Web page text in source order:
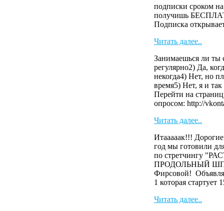
подписки сроком
получишь
Подписка
Читать далее..
Занимаешься ли ты
регулярно2) Да,
некогда4) Нет, но
время5) Нет, я и
Перейти на
опросом: http://
Читать далее..
Итааааак!!!
год мы готовили
по стретчингу
ПРОДОЛЬНЫЙ
Фирсовой!
1 которая стартует
Читать далее..